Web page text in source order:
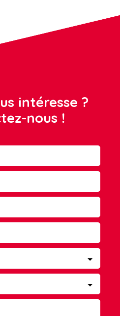
intéresse ?
nous !